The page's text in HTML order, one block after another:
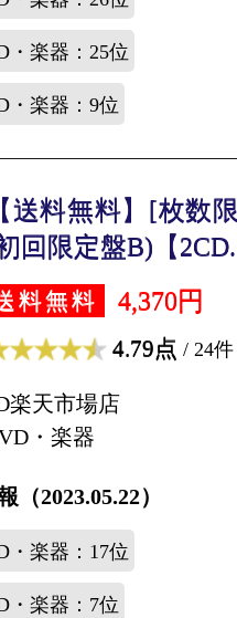
・楽器：25位
・楽器：9位
【送料無料】[枚数
回限定盤B)【
料無料 4,370円
4.79点 / 24件
楽天市場店
・楽器
2023.05.22）
・楽器：17位
・楽器：7位